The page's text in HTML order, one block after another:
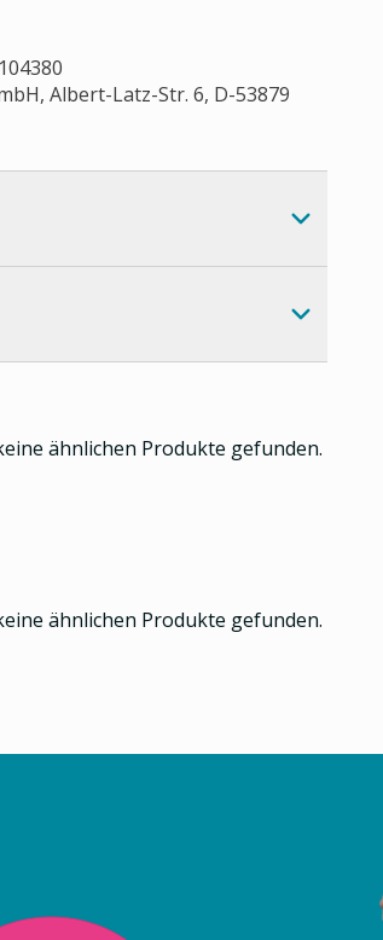
Albert-Latz-Str. 6, D-53879
ähnlichen Produkte gefunden.
ähnlichen Produkte gefunden.